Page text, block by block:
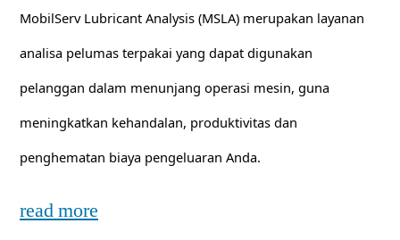
MobilServ Lubricant Analysis (MSLA) merupakan layanan
analisa pelumas terpakai yang dapat digunakan
pelanggan dalam menunjang operasi mesin, guna
meningkatkan kehandalan, produktivitas dan
penghematan biaya pengeluaran Anda.
read more